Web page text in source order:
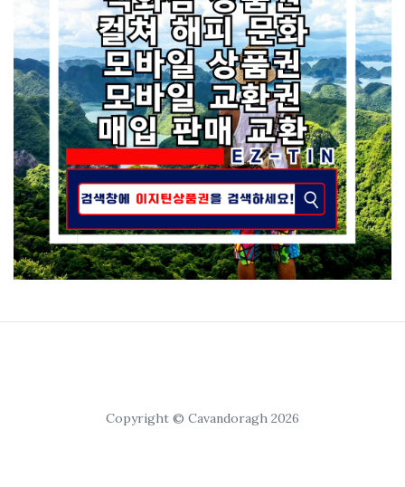
Copyright © Cavandoragh 2026